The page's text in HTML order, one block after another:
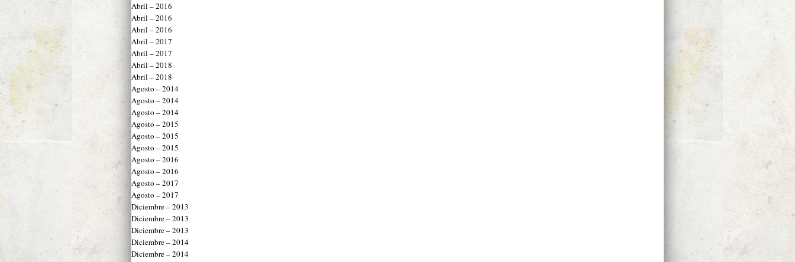
Abril – 2016
Abril – 2016
Abril – 2016
Abril – 2017
Abril – 2017
Abril – 2018
Abril – 2018
Agosto – 2014
Agosto – 2014
Agosto – 2014
Agosto – 2015
Agosto – 2015
Agosto – 2015
Agosto – 2016
Agosto – 2016
Agosto – 2017
Agosto – 2017
Diciembre – 2013
Diciembre – 2013
Diciembre – 2013
Diciembre – 2014
Diciembre – 2014